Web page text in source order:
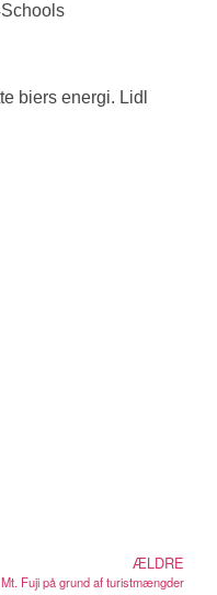
biers energi. Lidl
ÆLDRE
Fuji på grund af turistmængder